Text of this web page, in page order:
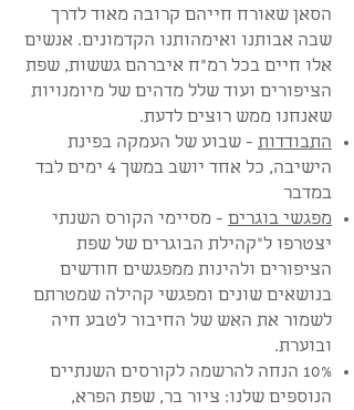
הסאן שאורח חייהם קרובה מאוד לדרך
שבה אבותנו ואימהותנו הקדמונים. אנשים
אלו חיים בכל רמ"ח איברהם גששות, שפת
הציפורים ועוד שלל מדהים של מיומנויות
שאנחנו ממש רוצים לדעת.
התבודדות - שבוע של העמקה בפינת
הישיבה, כל אחד יושב במשך 4 ימים לבד
במדבר
מפגשי בוגרים - מסיימי הקורס השנתי
יצטרפו ל"קהילת הבוגרים של שפת
הציפורים ולהינות ממפגשים חודשים
בנושאים שונים ומפגשי קהילה שמטרתם
לשמור את האש של החיבור לטבע חיה
ובוערת.
10% הנחה להרשמה לקורסים השנתיים
הנוספים שלנו: ציור בר, שפת הפרא,